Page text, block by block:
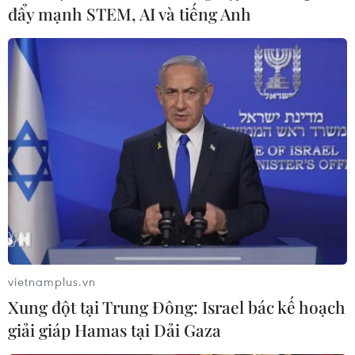
Nam củng cố niềm tin đối tác quốc tế
09/08/2026 04:06
Vận tải biển toàn cầu tăng mạnh bất
chấp căng thẳng địa chính trị
09/08/2026 02:06
Canada chạy đua đạt thỏa thuận
trước khi thuế quan mới của Mỹ có
hiệu lực
09/08/2026 02:03
Khoa học công nghệ sẽ trở thành
đẩy mạnh STEM, AI và tiếng Anh
vietnamplus.vn
Xung đột tại Trung Đông: Israel bác kế hoạch
giải giáp Hamas tại Dải Gaza